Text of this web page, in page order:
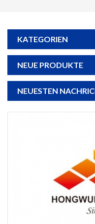
KATEGORIEN
NEUE PRODUKTE
NEUESTEN